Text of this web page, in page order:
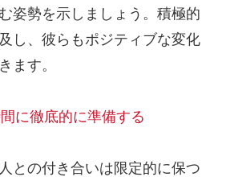
姿勢を示しましょう。積極的
し、彼らもポジティブな変化
ます。
に徹底的に準備する
との付き合いは限定的に保つ